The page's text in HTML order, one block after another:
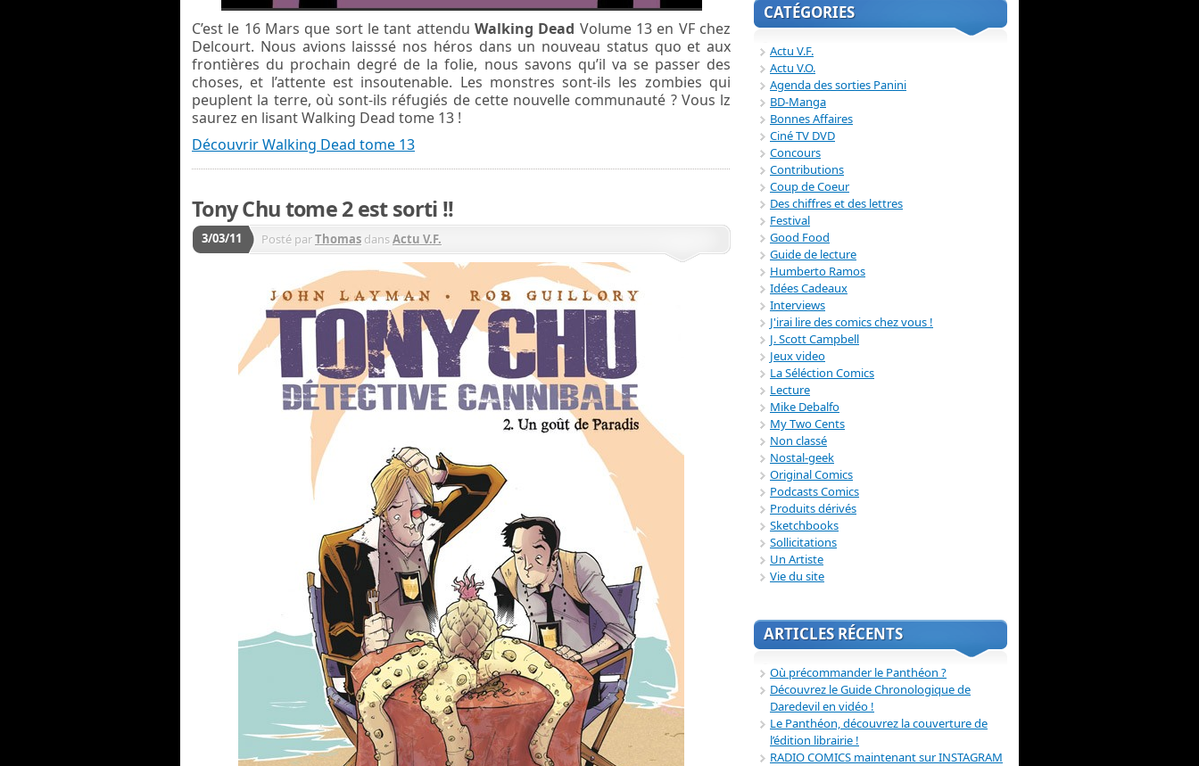
C’est le 16 Mars que sort le tant attendu Walking Dead Volume 13 en VF chez
Delcourt. Nous avions laisssé nos héros dans un nouveau status quo et aux
frontières du prochain degré de la folie, nous savons qu’il va se passer des
choses, et l’attente est insoutenable. Les monstres sont-ils les zombies qui
peuplent la terre, où sont-ils réfugiés de cette nouvelle communauté ? Vous lz
saurez en lisant Walking Dead tome 13 !
Découvrir Walking Dead tome 13
Tony Chu tome 2 est sorti !!
3/03/11 Posté parThomas dansActu V.F.
CATÉGORIES
Actu V.F.
Actu V.O.
Agenda des sorties Panini
BD-Manga
Bonnes Affaires
Ciné TV DVD
Concours
Contributions
Coup de Coeur
Des chiffres et des lettres
Festival
Good Food
Guide de lecture
Humberto Ramos
Idées Cadeaux
Interviews
J'irai lire des comics chez vous !
J. Scott Campbell
Jeux video
La Séléction Comics
Lecture
Mike Debalfo
My Two Cents
Non classé
Nostal-geek
Original Comics
Podcasts Comics
Produits dérivés
Sketchbooks
Sollicitations
Un Artiste
Vie du site
ARTICLES RÉCENTS
Où précommander le Panthéon ?
Découvrez le Guide Chronologique de
Daredevil en vidéo !
Le Panthéon, découvrez la couverture de
l’édition librairie !
RADIO COMICS maintenant sur INSTAGRAM